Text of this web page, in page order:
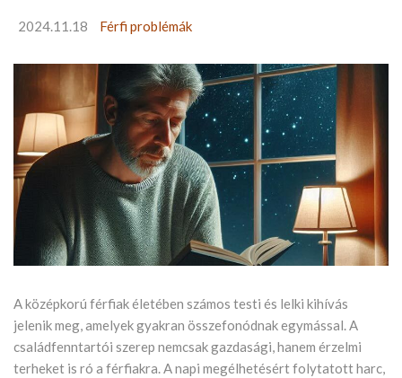
2024.11.18 Férfi problémák
A középkorú férfiak életében számos testi és lelki kihívás
jelenik meg, amelyek gyakran összefonódnak egymással. A
családfenntartói szerep nemcsak gazdasági, hanem érzelmi
terheket is ró a férfiakra. A napi megélhetésért folytatott harc,